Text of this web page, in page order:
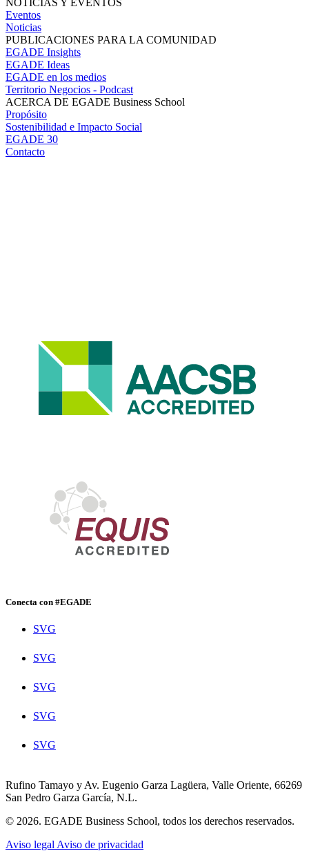
NOTICIAS Y EVENTOS
Eventos
Noticias
PUBLICACIONES PARA LA COMUNIDAD
EGADE Insights
EGADE Ideas
EGADE en los medios
Territorio Negocios - Podcast
ACERCA DE EGADE Business School
Propósito
Sostenibilidad e Impacto Social
EGADE 30
Contacto
Conecta con #EGADE
SVG
SVG
SVG
SVG
SVG
Rufino Tamayo y Av. Eugenio Garza Lagüera, Valle Oriente, 66269
San Pedro Garza García, N.L.
© 2026. EGADE Business School, todos los derechos reservados.
Aviso legal Aviso de privacidad